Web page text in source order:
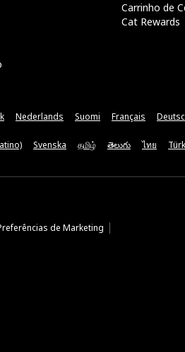
Carrinho de
Cat Rewards
Nederlands Suomi Français
Svenska தமிழ் తెలుగు ไทย
de Marketing